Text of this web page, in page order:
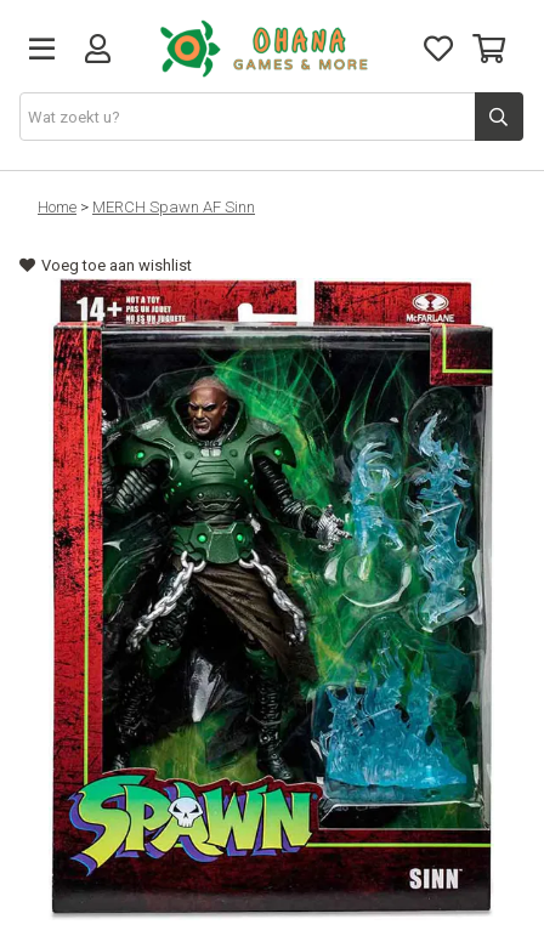
TCG
Merch
Funko
PlayStation
Nintendo
Xbox
Used
Accessoires
Board Games
Cadeaubon
Inkoop
Home > MERCH Spawn AF Sinn
Voeg toe aan wishlist